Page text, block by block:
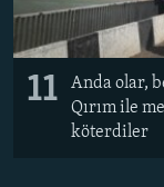
11
Anda olar,
Qırım ile
köterdiler